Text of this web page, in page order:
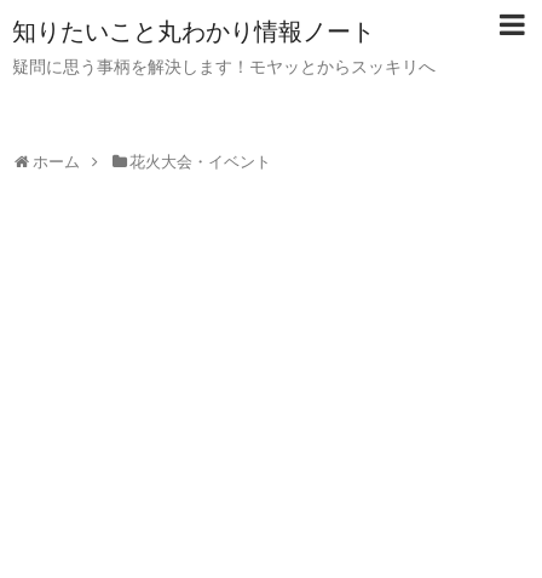
知りたいこと丸わかり情報ノート
疑問に思う事柄を解決します！モヤッとからスッキリへ
ホーム 花火大会・イベント